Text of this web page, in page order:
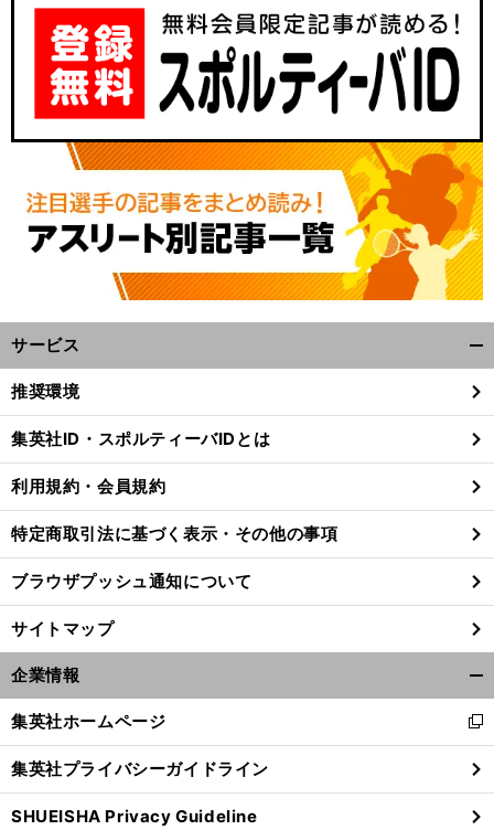
サービス
閉
る
推奨環境
集英社ID・スポルティーバIDとは
利用規約・会員規約
特定商取引法に基づく表示・その他の事項
ブラウザプッシュ通知について
サイトマップ
企業情報
閉
る
集英社ホームページ
新
し
い
ウ
ィ
集英社プライバシーガイドライン
SHUEISHA Privacy Guideline